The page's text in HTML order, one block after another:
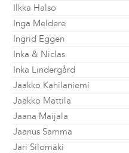
Ilkka Halso
Inga Meldere
Ingrid Eggen
Inka & Niclas
Inka Lindergård
Jaakko Kahilaniemi
Jaakko Mattila
Jaana Maijala
Jaanus Samma
Jari Silomäki